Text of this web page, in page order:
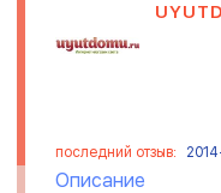
последний отзыв:
Описание